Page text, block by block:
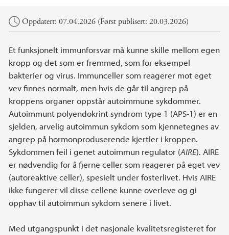
Hovedinnhold
Oppdatert: 07.04.2026 (Først publisert: 20.03.2026)
Et funksjonelt immunforsvar må kunne skille mellom egen
kropp og det som er fremmed, som for eksempel
bakterier og virus. Immunceller som reagerer mot eget
vev finnes normalt, men hvis de går til angrep på
kroppens organer oppstår autoimmune sykdommer.
Autoimmunt polyendokrint syndrom type 1 (APS-1) er en
sjelden, arvelig autoimmun sykdom som kjennetegnes av
angrep på hormonproduserende kjertler i kroppen.
Sykdommen feil i genet autoimmun regulator (AIRE). AIRE
er nødvendig for å fjerne celler som reagerer på eget vev
(autoreaktive celler), spesielt under fosterlivet. Hvis AIRE
ikke fungerer vil disse cellene kunne overleve og gi
opphav til autoimmun sykdom senere i livet.
Med utgangspunkt i det nasjonale kvalitetsregisteret for